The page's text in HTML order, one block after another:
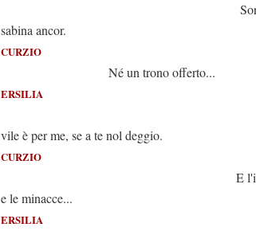
Son
sabina ancor.
CURZIO
Né un trono offerto...
ERSILIA
Un
vile è per me, se a te nol deggio.
CURZIO
E
e le minacce...
ERSILIA